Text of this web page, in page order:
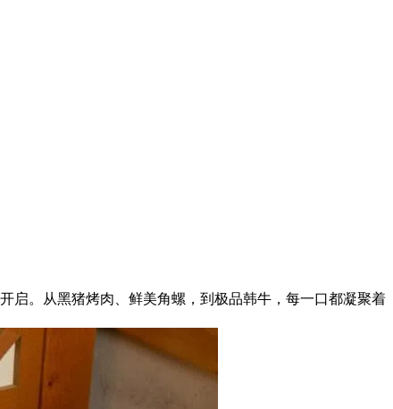
启。从黑猪烤肉、鲜美角螺，到极品韩牛，每一口都凝聚着